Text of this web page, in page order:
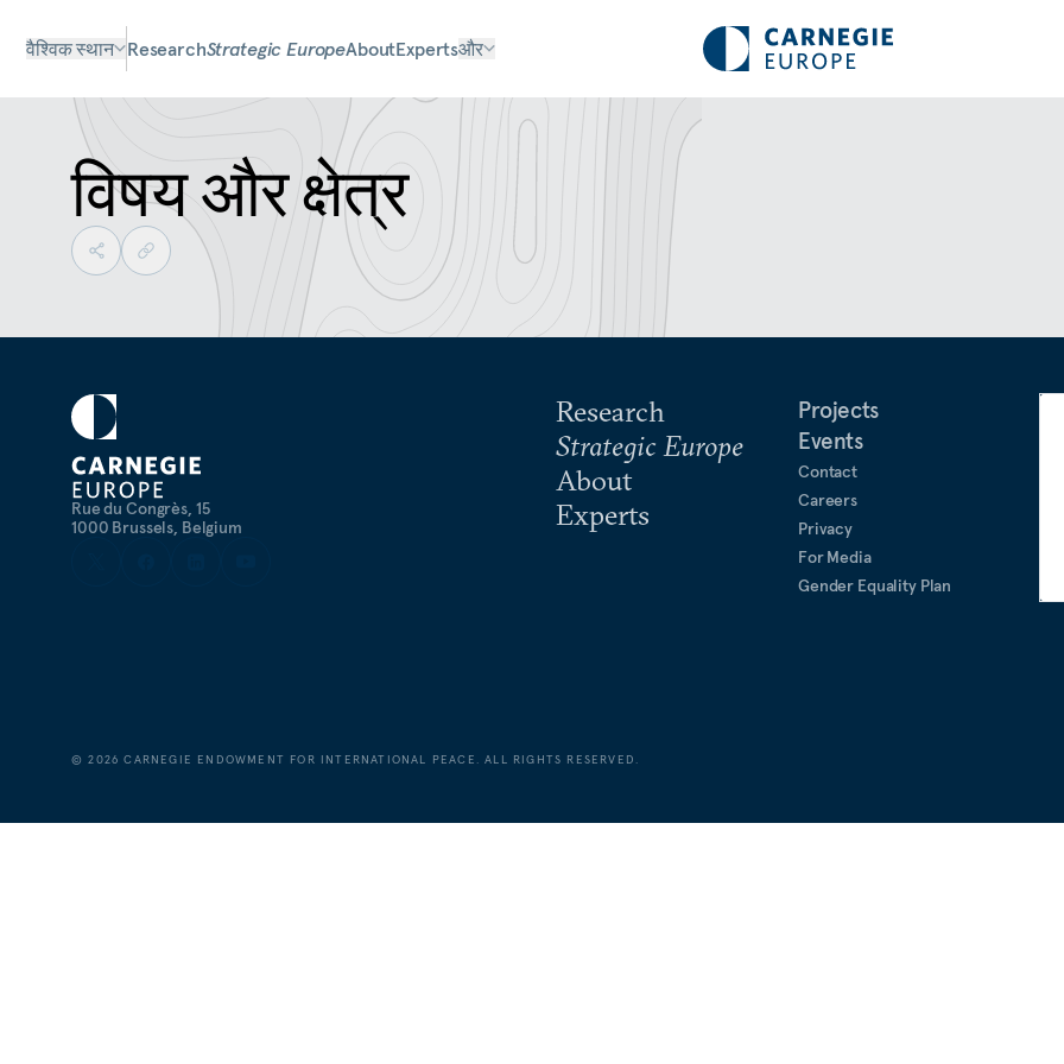
वैश्विक स्थान ResearchStrategic EuropeAboutExpertsऔर
विषय और क्षेत्र
Rue du Congrès, 15
1000 Brussels, Belgium
Research
Strategic Europe
About
Experts
Projects
Events
Contact
Careers
Privacy
For Media
Gender Equality Plan
©2026 CARNEGIE ENDOWMENT FOR INTERNATIONAL PEACE. ALL RIGHTS RESERVED.